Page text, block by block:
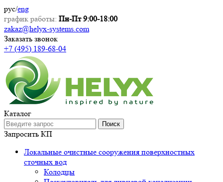
рус/eng
график работы: Пн-Пт 9:00-18:00
zakaz@helyx-systems.com
Заказать звонок
+7 (495) 189-68-04
Каталог
Поиск
Запросить КП
Локальные очистные сооружения поверхностных
сточных вод
Колодцы